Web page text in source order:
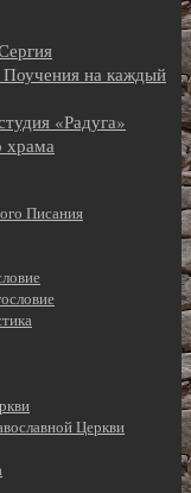
Поучения на каждый
«Радуга»
храма
Писания
Церкви